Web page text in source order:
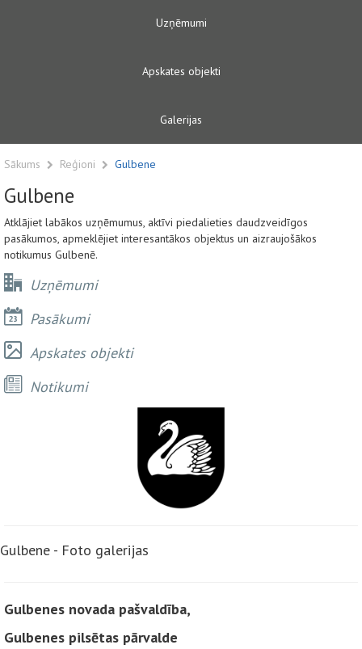
Uzņēmumi
Apskates objekti
Galerijas
Sākums Reģioni Gulbene
Gulbene
Atklājiet labākos uzņēmumus, aktīvi piedalieties daudzveidīgos
pasākumos, apmeklējiet interesantākos objektus un aizraujošākos
notikumus Gulbenē.
Uzņēmumi
Pasākumi
Apskates objekti
Notikumi
Gulbene - Foto galerijas
Gulbenes novada pašvaldība,
Gulbenes pilsētas pārvalde